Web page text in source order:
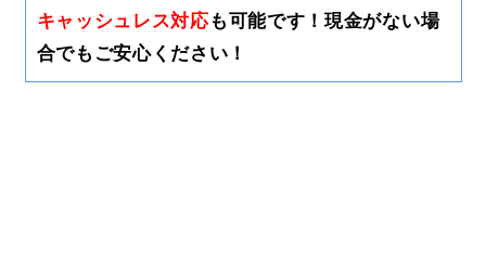
キャッシュレス対応も可能です！現金がない場
合でもご安心ください！